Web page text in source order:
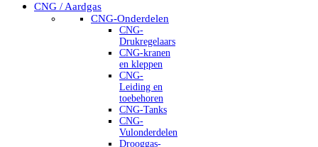
CNG / Aardgas
CNG-Onderdelen
CNG-
Drukregelaars
CNG-kranen
en kleppen
CNG-
Leiding en
toebehoren
CNG-Tanks
CNG-
Vulonderdelen
Drooggas-